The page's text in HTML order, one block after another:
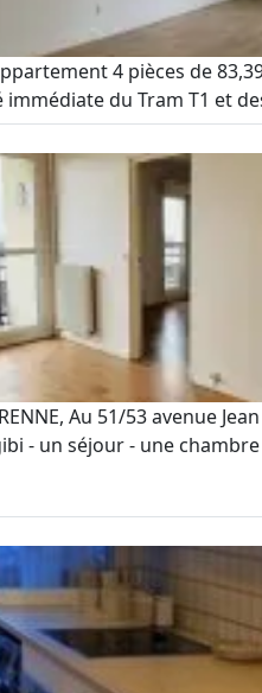
4 pièces de
du Tram T1 et
Au 51/53 avenue
- un séjour - une